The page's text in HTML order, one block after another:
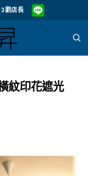
劉店長
紋印花遮光